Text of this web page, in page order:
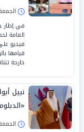
الجمعة 19/يونيو/2026 -
في إطار
العامة
فيديو
قيامها
خارجة
تتفوق
الجمعة 19/يونيو/2026 -